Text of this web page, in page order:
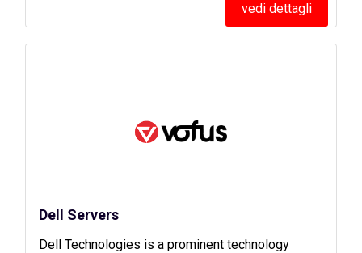
vedi dettagli
Dell Servers
Dell Technologies is a prominent technology